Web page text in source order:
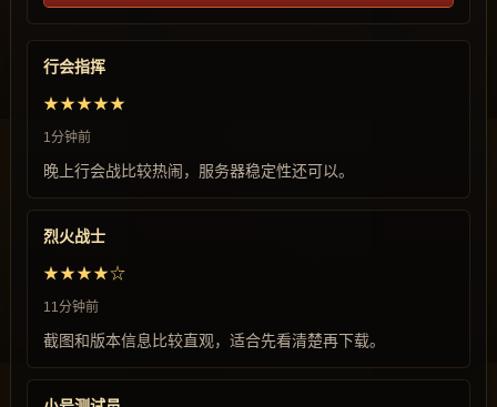
行会指挥
★★★★★
1分钟前
晚上行会战比较热闹，服务器稳定性还可以。
烈火战士
★★★★☆
11分钟前
截图和版本信息比较直观，适合先看清楚再下载。